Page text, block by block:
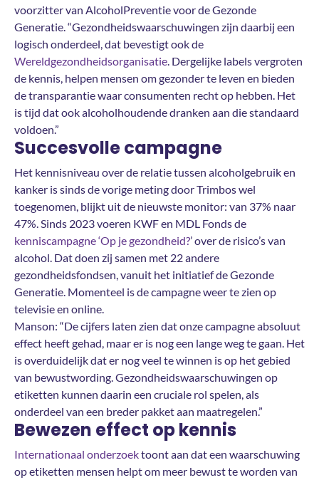
voorzitter van AlcoholPreventie voor de Gezonde
Generatie. “Gezondheidswaarschuwingen zijn daarbij een
logisch onderdeel, dat bevestigt ook de
Wereldgezondheidsorganisatie. Dergelijke labels vergroten
de kennis, helpen mensen om gezonder te leven en bieden
de transparantie waar consumenten recht op hebben. Het
is tijd dat ook alcoholhoudende dranken aan die standaard
voldoen.”
Succesvolle campagne
Het kennisniveau over de relatie tussen alcoholgebruik en
kanker is sinds de vorige meting door Trimbos wel
toegenomen, blijkt uit de nieuwste monitor: van 37% naar
47%. Sinds 2023 voeren KWF en MDL Fonds de
kenniscampagne ‘Op je gezondheid?’ over de risico’s van
alcohol. Dat doen zij samen met 22 andere
gezondheidsfondsen, vanuit het initiatief de Gezonde
Generatie. Momenteel is de campagne weer te zien op
televisie en online.
Manson: “De cijfers laten zien dat onze campagne absoluut
effect heeft gehad, maar er is nog een lange weg te gaan. Het
is overduidelijk dat er nog veel te winnen is op het gebied
van bewustwording. Gezondheidswaarschuwingen op
etiketten kunnen daarin een cruciale rol spelen, als
onderdeel van een breder pakket aan maatregelen.”
Bewezen effect op kennis
Internationaal onderzoektoont aan dat een waarschuwing
op etiketten mensen helpt om meer bewust te worden van